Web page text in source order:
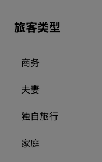
旅客类型
商务
夫妻
独自旅行
家庭